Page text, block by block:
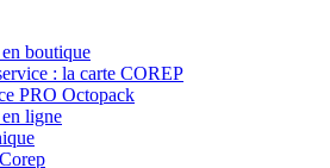
boutique
: la carte COREP
PRO Octopack
ligne